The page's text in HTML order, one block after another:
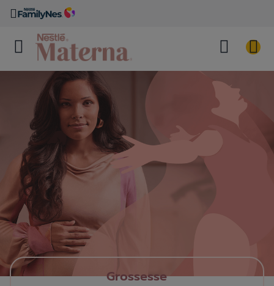
Grossesse